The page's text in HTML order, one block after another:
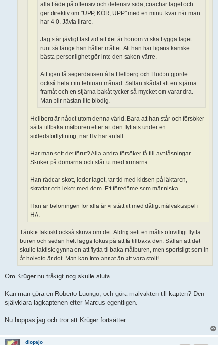
alla både på offensiv och defensiv sida, coachar laget och
ger direktiv om "UPP, KÖR, UPP" med en minut kvar när man
har 4-0. Jävla lirare.
Jag står jävligt fast vid att det är honom vi ska bygga laget
runt så länge han håller måttet. Att han har ligans kanske
bästa personlighet gör inte den saken värre.
Att igen få segerdansen á la Hellberg och Hudon gjorde
också hela min februari månad. Sällan skådat att en stjärna
framåt och en stjärna bakåt tycker så mycket om varandra.
Man blir nästan lite blödig.
Hellberg är något utom denna värld. Bara att han står och försöker
sätta tillbaka målburen efter att den flyttats under en
sidledsförflyttning, när Hv har anfall.
Har man sett det förut? Alla andra försöker få till avblåsningar.
Skriker på domarna och slår ut med armarna.
Han räddar skott, leder laget, tar tid med kidsen på läktaren,
skrattar och leker med dem. Ett föredöme som människa.
Han är belöningen för alla år vi stått ut med dåligt målvaktsspel i
HA.
Tänkte faktiskt också skriva om det. Aldrig sett en målis ofrivilligt flytta
buren och sedan helt lägga fokus på att få tillbaka den. Sällan att det
skulle taktiskt gynna en att flytta tillbaka målburen, men sportsligt som in
åt helvete är det. Man kan inte annat än att vara stolt!
Om Krüger nu tråkigt nog skulle sluta.
Kan man göra en Roberto Luongo, och göra målvakten till kapten? Den
självklara lagkaptenen efter Marcus egentligen.
Nu hoppas jag och tror att Krüger fortsätter.
dlopajo